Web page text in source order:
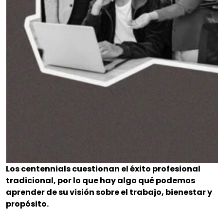
Los centennials cuestionan el éxito profesional
tradicional, por lo que hay algo qué podemos
aprender de su visión sobre el trabajo, bienestar y
propósito.